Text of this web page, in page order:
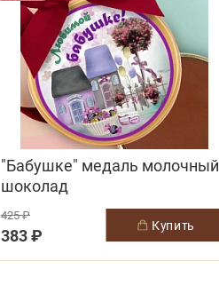
"Бабушке" медаль молочный
шоколад
425 ₽
383 ₽
купить